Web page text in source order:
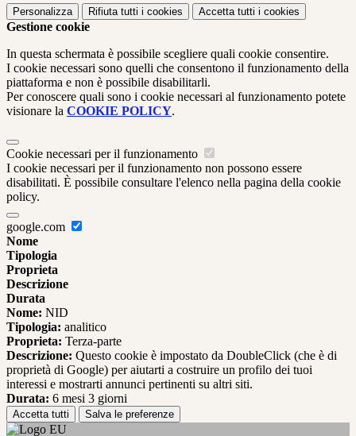
Personalizza Rifiuta tutti i cookies Accetta tutti i cookies
Gestione cookie
In questa schermata è possibile scegliere quali cookie consentire.
I cookie necessari sono quelli che consentono il funzionamento della
piattaforma e non è possibile disabilitarli.
Per conoscere quali sono i cookie necessari al funzionamento potete
visionare la COOKIE POLICY.
Cookie necessari per il funzionamento
I cookie necessari per il funzionamento non possono essere
disabilitati. È possibile consultare l'elenco nella pagina della cookie
policy.
google.com
Nome
Tipologia
Proprieta
Descrizione
Durata
Nome: NID
Tipologia: analitico
Proprieta: Terza-parte
Descrizione: Questo cookie è impostato da DoubleClick (che è di
proprietà di Google) per aiutarti a costruire un profilo dei tuoi
interessi e mostrarti annunci pertinenti su altri siti.
Durata: 6 mesi 3 giorni
Accetta tutti Salva le preferenze